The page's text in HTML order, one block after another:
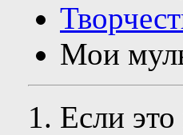
Мои
Если